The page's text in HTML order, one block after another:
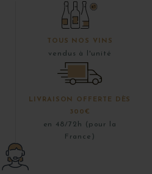
TOUS NOS VINS
vendus à l'unité
LIVRAISON OFFERTE DÈS
300€
en 48/72h (pour la
France)